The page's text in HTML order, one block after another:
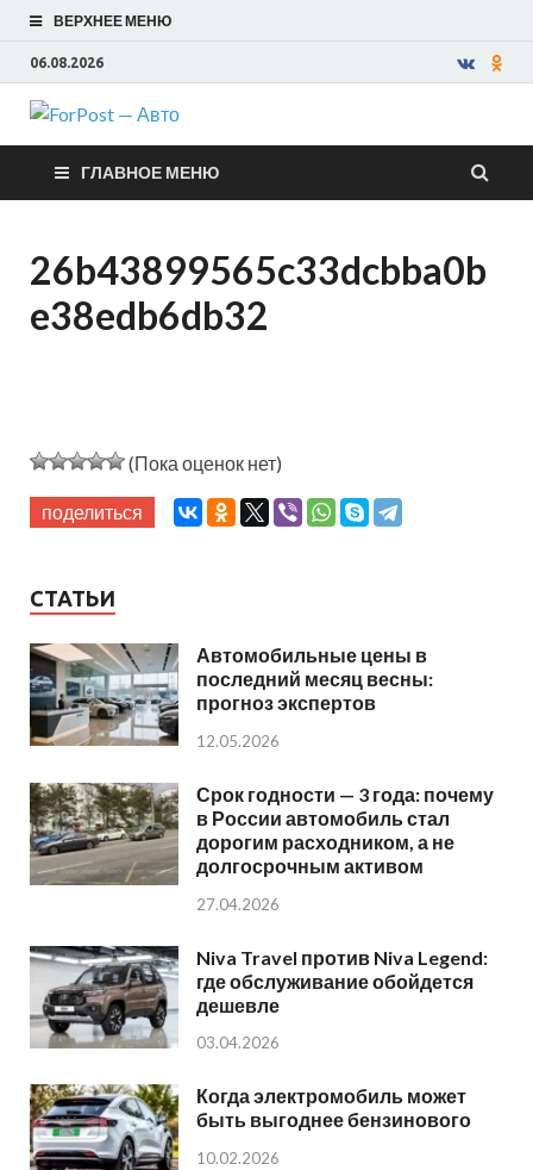
ВЕРХНЕЕ МЕНЮ
06.08.2026
ForPost —
Авто
ГЛАВНОЕ МЕНЮ
26b43899565c33dcbba0b
e38edb6db32
(Пока оценок нет)
поделиться
СТАТЬИ
Автомобильные цены в
последний месяц весны:
прогноз экспертов
12.05.2026
Срок годности — 3 года: почему
в России автомобиль стал
дорогим расходником, а не
долгосрочным активом
27.04.2026
Niva Travel против Niva Legend:
где обслуживание обойдется
дешевле
03.04.2026
Когда электромобиль может
быть выгоднее бензинового
10.02.2026